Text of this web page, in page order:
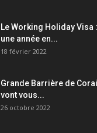
Le Working Holiday Visa
une année en...
18 février 2022
Grande Barrière de
vont vous...
26 octobre 2022